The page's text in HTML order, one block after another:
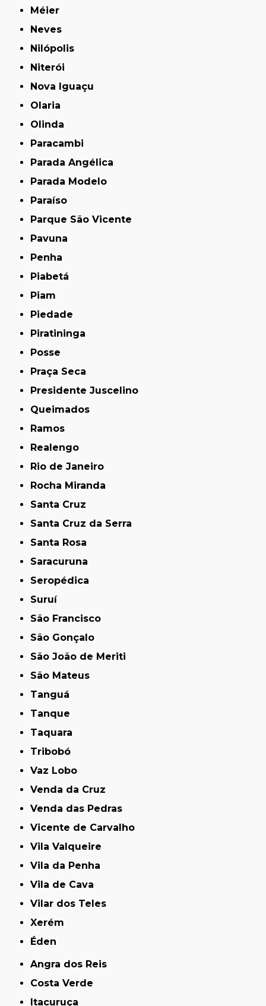
Méier
Neves
Nilópolis
Niterói
Nova Iguaçu
Olaria
Olinda
Paracambi
Parada Angélica
Parada Modelo
Paraíso
Parque São Vicente
Pavuna
Penha
Piabetá
Piam
Piedade
Piratininga
Posse
Praça Seca
Presidente Juscelino
Queimados
Ramos
Realengo
Rio de Janeiro
Rocha Miranda
Santa Cruz
Santa Cruz da Serra
Santa Rosa
Saracuruna
Seropédica
Suruí
São Francisco
São Gonçalo
São João de Meriti
São Mateus
Tanguá
Tanque
Taquara
Tribobó
Vaz Lobo
Venda da Cruz
Venda das Pedras
Vicente de Carvalho
Vila Valqueire
Vila da Penha
Vila de Cava
Vilar dos Teles
Xerém
Éden
Angra dos Reis
Costa Verde
Itacuruça